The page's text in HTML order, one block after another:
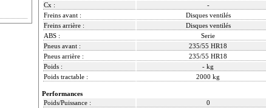
Cx :
-
Freins avant :
Disques ventilés
Freins arrière :
Disques ventilés
ABS :
Serie
Pneus avant :
235/55 HR18
Pneus arrière :
235/55 HR18
Poids :
- kg
Poids tractable :
2000 kg
Performances
Poids/Puissance :
0